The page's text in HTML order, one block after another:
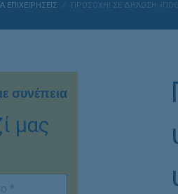
ΠΡΟΣΟΧΉ! ΣΕ ΔΉΛΩΣΗ
συνέπεια
μας